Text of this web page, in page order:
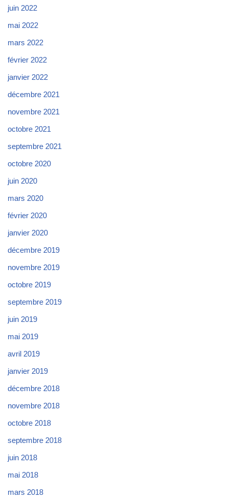
juin 2022
mai 2022
mars 2022
février 2022
janvier 2022
décembre 2021
novembre 2021
octobre 2021
septembre 2021
octobre 2020
juin 2020
mars 2020
février 2020
janvier 2020
décembre 2019
novembre 2019
octobre 2019
septembre 2019
juin 2019
mai 2019
avril 2019
janvier 2019
décembre 2018
novembre 2018
octobre 2018
septembre 2018
juin 2018
mai 2018
mars 2018